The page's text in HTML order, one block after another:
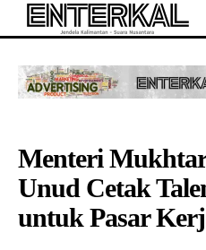
Menteri
Unud Cetak
untuk Pasar